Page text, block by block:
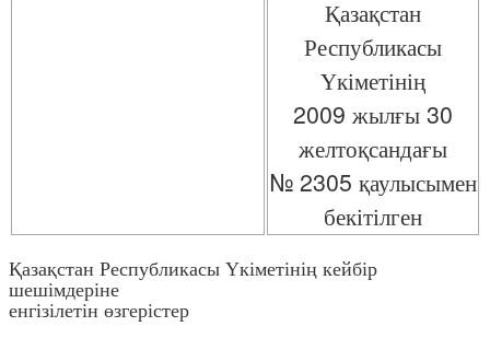
Қазақстан
Республикасы
Үкіметінің
2009 жылғы 30
желтоқсандағы
№ 2305 қаулысымен
бекітілген
Қазақстан Республикасы Үкіметінің кейбір
шешімдеріне
енгізілетін өзгерістер